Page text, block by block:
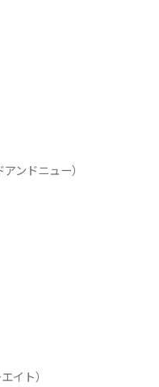
ンドニュー）
イト）